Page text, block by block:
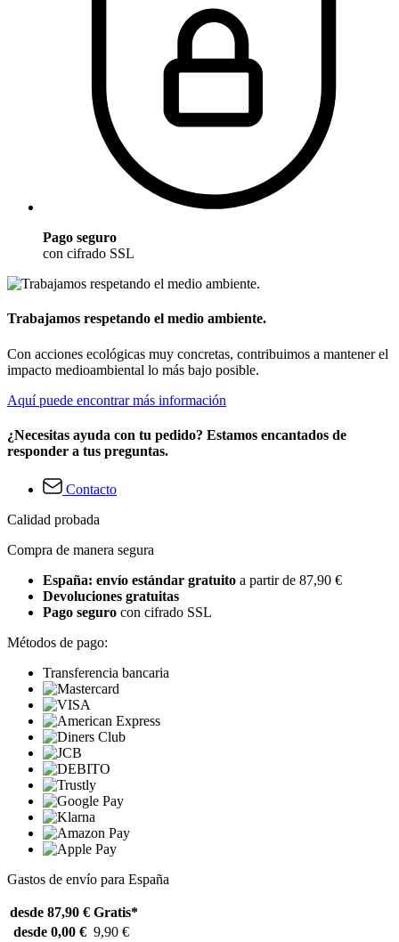
Pago seguro
con cifrado SSL
Trabajamos respetando el medio ambiente.
Con acciones ecológicas muy concretas, contribuimos a mantener el
impacto medioambiental lo más bajo posible.
Aquí puede encontrar más información
¿Necesitas ayuda con tu pedido? Estamos encantados de
responder a tus preguntas.
Contacto
Calidad probada
Compra de manera segura
España: envío estándar gratuito a partir de 87,90 €
Devoluciones gratuitas
Pago seguro con cifrado SSL
Métodos de pago:
Transferencia bancaria
Gastos de envío para España
desde 87,90 € Gratis*
desde 0,00 € 9,90 €